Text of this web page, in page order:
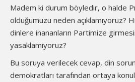
Madem ki durum böyledir, o halde
olduğumuzu neden açıklamıyoruz?
dinlere inananların Partimize
yasaklamıyoruz?
Bu soruya verilecek cevap, din
demokratları tarafından ortaya